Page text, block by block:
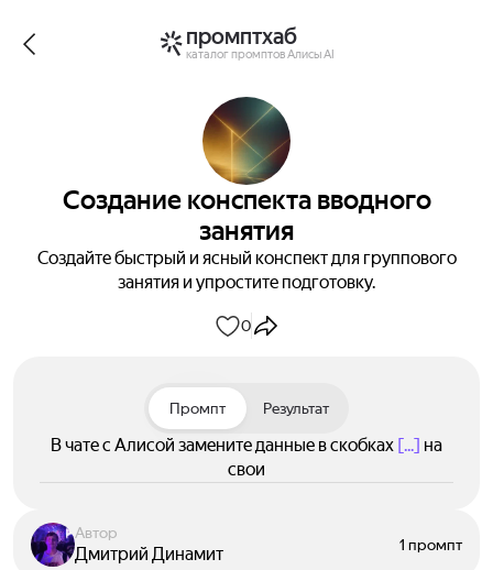
промптхаб
каталог промптов Алисы AI
Создание конспекта вводного
занятия
Создайте быстрый и ясный конспект для группового
занятия и упростите подготовку.
0
Промпт Результат
В чате с Алисой замените данные в скобках [...] на
свои
Автор
Дмитрий Динамит 1 промпт